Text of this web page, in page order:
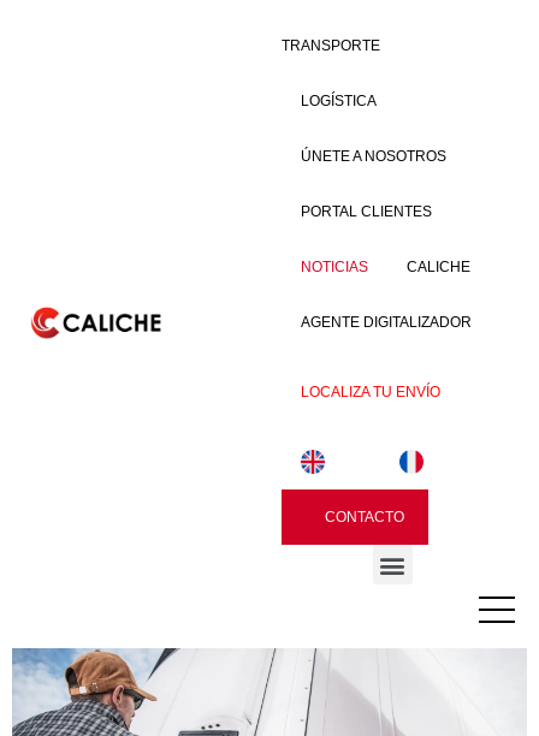
TRANSPORTE
LOGÍSTICA
ÚNETE A NOSOTROS
PORTAL CLIENTES
NOTICIAS CALICHE
AGENTE DIGITALIZADOR
LOCALIZA TU ENVÍO
CONTACTO